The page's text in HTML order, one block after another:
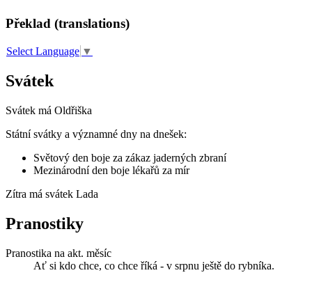
Překlad (translations)
Select Language ▼
Svátek
Svátek má Oldřiška
Státní svátky a významné dny na dnešek:
Světový den boje za zákaz jaderných zbraní
Mezinárodní den boje lékařů za mír
Zítra má svátek Lada
Pranostiky
Pranostika na akt. měsíc
Ať si kdo chce, co chce říká - v srpnu ještě do rybníka.